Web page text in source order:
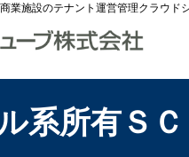
業施設のテナント運営管理クラウド
系所有Ｓ